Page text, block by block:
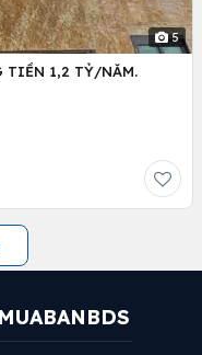
5
TIỀN 1,2 TỶ/NĂM.